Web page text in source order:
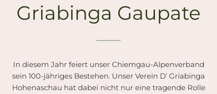
Griabinga Gaupate
In diesem Jahr feiert unser Chiemgau-Alpenverband
sein 100-jähriges Bestehen. Unser Verein D’ Griabinga
Hohenaschau hat dabei nicht nur eine tragende Rolle